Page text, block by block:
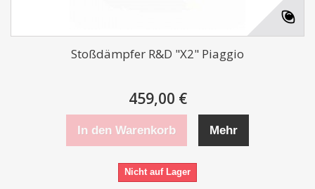
Stoßdämpfer R&D "X2" Piaggio
459,00 €
In den Warenkorb Mehr
Nicht auf Lager